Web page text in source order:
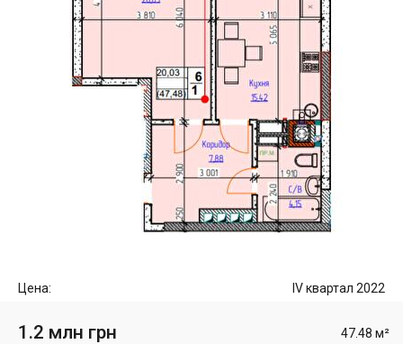
Цена: IV квартал 2022
1.2 млн грн 47.48 м²